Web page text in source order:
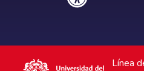
Línea